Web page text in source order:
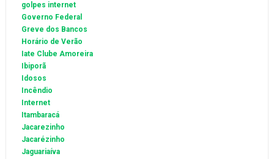
golpes internet
Governo Federal
Greve dos Bancos
Horário de Verão
Iate Clube Amoreira
Ibiporã
Idosos
Incêndio
Internet
Itambaracá
Jacarezinho
Jacarézinho
Jaguariaíva